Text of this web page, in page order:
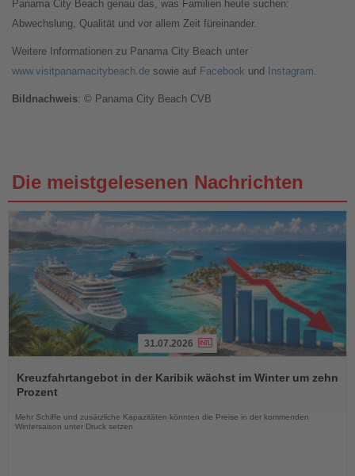
Panama City Beach genau das, was Familien heute suchen:
Abwechslung, Qualität und vor allem Zeit füreinander.
Weitere Informationen zu Panama City Beach unter
www.visitpanamacitybeach.de sowie auf Facebook und Instagram
Bildnachweis: © Panama City Beach CVB
Die meistgelesenen Nachrichten
Sie
die
31.07.2026
Kreuzfahrtangebot in der Karibik wächst im Winter um zehn
Prozent
Mehr Schiffe und zusätzliche Kapazitäten könnten die Preise in der kommenden
Wintersaison unter Druck setzen